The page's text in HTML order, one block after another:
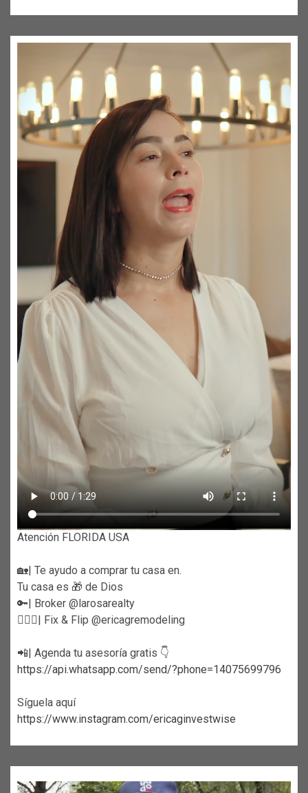
Atención FLORIDA USA
🏡| Te ayudo a comprar tu casa en.
Tu casa es 🎁 de Dios
🔑| Broker @larosarealty
👷🏼‍♀️| Fix & Flip @ericagremodeling
📲| Agenda tu asesoría gratis 👇
https://api.whatsapp.com/send/?phone=14075699796
Síguela aquí
https://www.instagram.com/ericaginvestwise